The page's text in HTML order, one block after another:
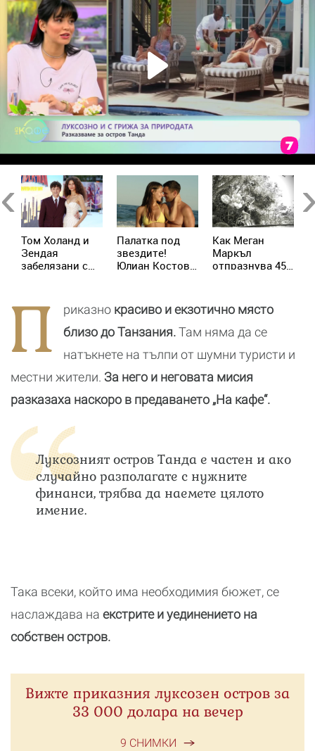
Том Холанд и
Зендая
забелязани с
Палатка под
звездите!
Юлиан Костов
най-
романтичната
почивка
Как Меган
Маркъл
отпразнува 45-
Хари
П риказно красиво и екзотично място
близо до Танзания.Там няма да се
натъкнете на тълпи от шумни туристи и
местни жители. За него и неговата мисия
разказаха наскоро в предаването „На кафе“.
Луксозният остров Танда е частен и ако
случайно разполагате с нужните
финанси, трябва да наемете цялото
имение.
Така всеки, който има необходимия бюжет, се
наслаждава на екстрите и уединението на
собствен остров.
Вижте приказния луксозен остров за
33 000 долара на вечер
9 СНИМКИ